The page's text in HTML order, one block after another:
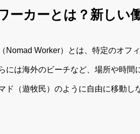
ーカーとは？新しい
Nomad Worker）とは、特定のオフ
には海外のビーチなど、場所や時
ド（遊牧民）のように自由に移動